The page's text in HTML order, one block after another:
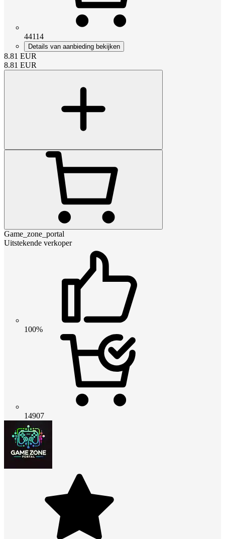
44114
Details van aanbieding bekijken
8.81 EUR
8.81 EUR
Game_zone_portal
Uitstekende verkoper
100%
14907